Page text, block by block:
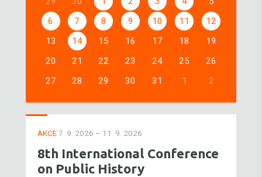
6
7 8 9 10 11
12
13
14 15 16 17 18
19
20
21 22 23 24 25
26
27
28 29 30 31 1 2
AKCE7. 9. 2026 – 11. 9. 2026
8th International Conference
on Public History